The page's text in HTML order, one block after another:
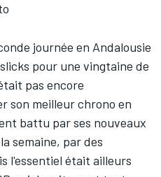
journée en Andalousie
pour une vingtaine de
pas encore
son meilleur chrono en
battu par ses nouveaux
semaine, par des
l'essentiel était ailleurs